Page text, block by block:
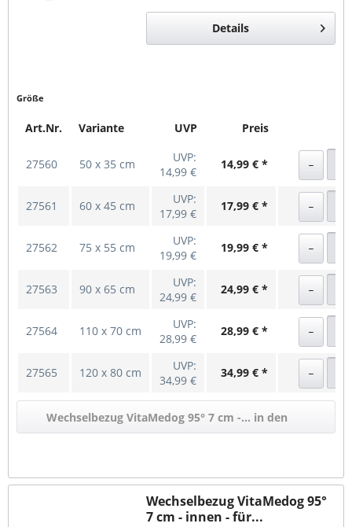
Details
Größe
Art.Nr. Variante UVP Preis
27560 50 x 35 cm
UVP:
14,99 €
14,99 € *
27561 60 x 45 cm
UVP:
17,99 €
17,99 € *
27562 75 x 55 cm
UVP:
19,99 €
19,99 € *
27563 90 x 65 cm
UVP:
24,99 €
24,99 € *
27564 110 x 70 cm
UVP:
28,99 €
28,99 € *
27565 120 x 80 cm
UVP:
34,99 €
34,99 € *
Wechselbezug VitaMedog 95° 7 cm -... in den
Wechselbezug VitaMedog 95°
7 cm - innen - für...